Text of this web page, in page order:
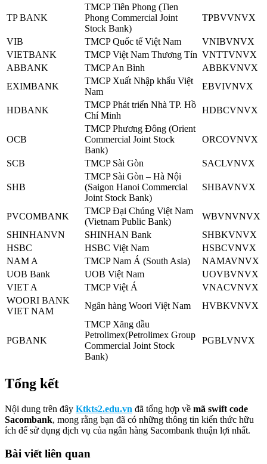
TP BANK
TMCP Tiên Phong (Tien
Phong Commercial Joint
Stock Bank)
TPBVVNVX
VIB TMCP Quốc tế Việt Nam
VNIBVNVX
VIETBANK
TMCP Việt Nam Thương Tín VNTTVNVX
ABBANK
TMCP An Bình
ABBKVNVX
EXIMBANK
TMCP Xuất Nhập khẩu Việt
Nam
EBVIVNVX
HDBANK
TMCP Phát triển Nhà TP. Hồ
Chí Minh
HDBCVNVX
OCB
TMCP Phương Đông (Orient
Commercial Joint Stock
Bank)
ORCOVNVX
SCB TMCP Sài Gòn SACLVNVX
SHB
TMCP Sài Gòn – Hà Nội
(Saigon Hanoi Commercial
Joint Stock Bank)
SHBAVNVX
PVCOMBANK
TMCP Đại Chúng Việt Nam
(Vietnam Public Bank)
WBVNVNVX
SHINHANVN
SHINHAN Bank
SHBKVNVX
HSBC
HSBC Việt Nam
HSBCVNVX
NAM A
TMCP Nam Á (South Asia)
NAMAVNVX
UOB Bank
UOB Việt Nam
UOVBVNVX
VIET A
TMCP Việt Á
VNACVNVX
WOORI BANK
VIET NAM
Ngân hàng Woori Việt Nam HVBKVNVX
PGBANK
TMCP Xăng dầu
Petrolimex(Petrolimex Group
Commercial Joint Stock
Bank)
PGBLVNVX
Tổng kết
Nội dung trên đây Ktkts2.edu.vn đã tổng hợp về mã swift code
Sacombank, mong rằng bạn đã có những thông tin kiến thức hữu
ích để sử dụng dịch vụ của ngân hàng Sacombank thuận lợi nhất.
Bài viết liên quan